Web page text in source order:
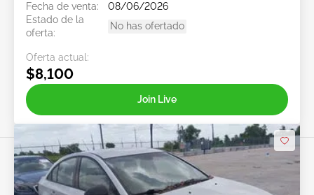
Fecha de venta:
08/06/2026
Estado de la
oferta:
No has ofertado
Oferta actual:
$8,100
Join Live